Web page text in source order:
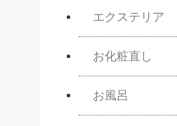
エクステリア
お化粧直し
お風呂